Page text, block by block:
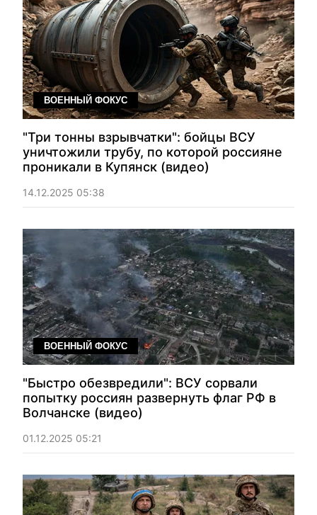
ВОЕННЫЙ ФОКУС
"Три тонны взрывчатки": бойцы ВСУ
уничтожили трубу, по которой россияне
проникали в Купянск (видео)
14.12.2025 05:38
ВОЕННЫЙ ФОКУС
"Быстро обезвредили": ВСУ сорвали
попытку россиян развернуть флаг РФ в
Волчанске (видео)
01.12.2025 05:21